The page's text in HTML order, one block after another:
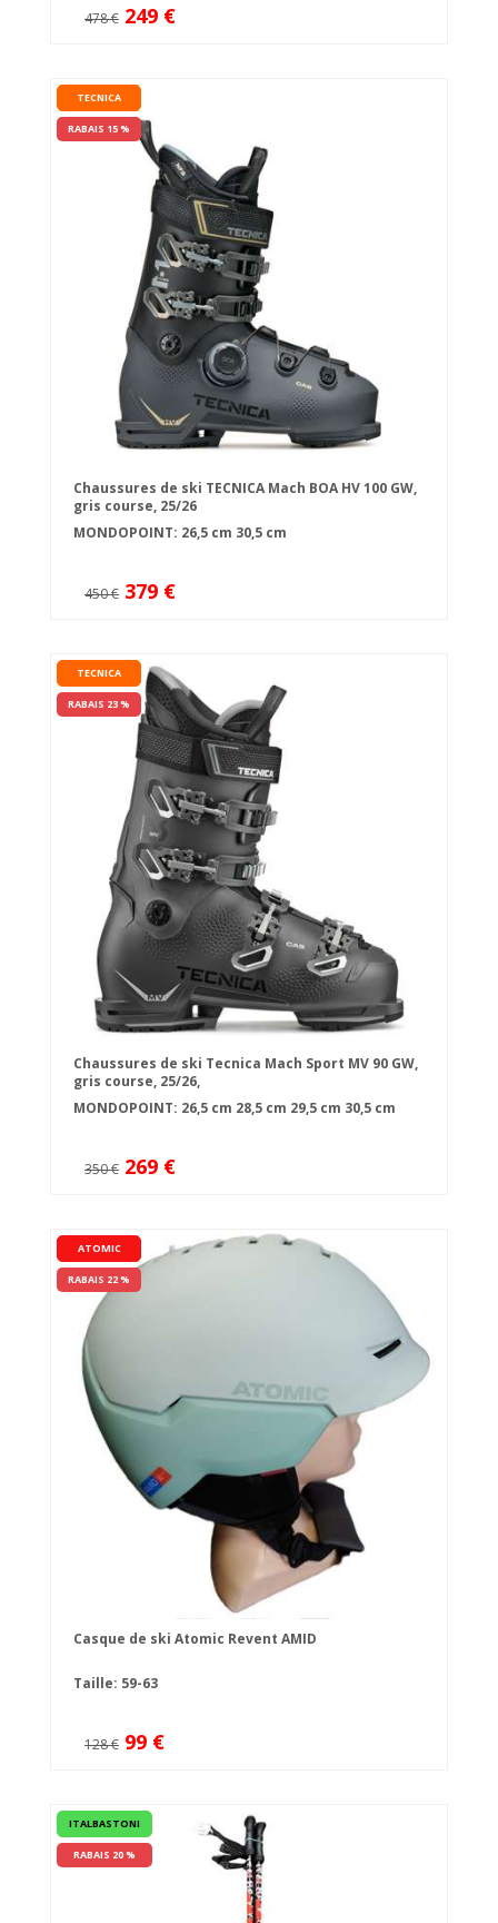
478 € 249 €
TECNICA
RABAIS 15 %
Chaussures de ski TECNICA Mach BOA HV 100 GW,
gris course, 25/26
MONDOPOINT: 26,5 cm 30,5 cm
450 € 379 €
TECNICA
RABAIS 23 %
Chaussures de ski Tecnica Mach Sport MV 90 GW,
gris course, 25/26,
MONDOPOINT: 26,5 cm 28,5 cm 29,5 cm 30,5 cm
350 € 269 €
ATOMIC
RABAIS 22 %
Casque de ski Atomic Revent AMID
Taille: 59-63
128 € 99 €
ITALBASTONI
RABAIS 20 %